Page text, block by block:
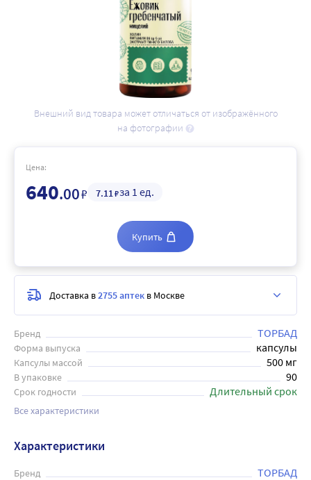
Внешний вид товара может отличаться от изображённого
на фотографии
Бренд ТОРБАД
Форма выпуска капсулы
Капсулы массой 500 мг
В упаковке 90
Срок годности Длительный срок
Все характеристики
Цена:
640.00₽ 7.11 ₽за 1 ед.
Купить
Доставка в2755 аптек в Москве
Характеристики
Бренд ТОРБАД